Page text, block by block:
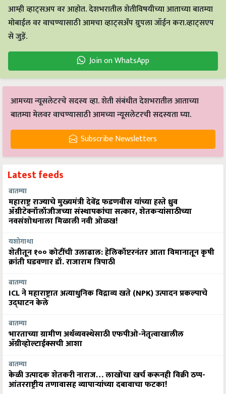
आम्ही व्हाट्सअप वर आहोत. देशभरातील शेतीविषयीच्या आताच्या बातम्या
मोबाईल वर वाचण्यासाठी आमचा व्हाट्सअँप ग्रुपला जॉईन करा.व्हाट्सएप
से जुड़ें.
Join on WhatsApp
आमच्या न्यूसलेटरचे सदस्य व्हा. शेती संबंधीत देशभरातील आताच्या
बातम्या मेलवर वाचण्यासाठी आमच्या न्यूसलेटरची सदस्यता घ्या.
Subscribe Newsletters
Latest feeds
बातम्या
महाराष्ट्र राज्याचे मुख्यमंत्री देवेंद्र फडणवीस यांच्या हस्ते ध्रुव
ॲग्रीटेक्नॉलॉजीजच्या संस्थापकांचा सत्कार, शेतकऱ्यांसाठीच्या
नवसंशोधनाला मिळाली नवी ओळख!
यशोगाथा
शेतीतून १०० कोटींची उलाढाल: हेलिकॉप्टरनंतर आता विमानातून कृषी
क्रांती घडवणार डॉ. राजाराम त्रिपाठी
बातम्या
ICL ने महाराष्ट्रात अत्याधुनिक विद्राव्य खते (NPK) उत्पादन प्रकल्पाचे
उद्घाटन केले
बातम्या
भारताच्या ग्रामीण अर्थव्यवस्थेसाठी एफपीओ-नेतृत्वाखालील
अ‍ॅग्रीव्होल्टाईक्सची आशा
बातम्या
केळी उत्पादक शेतकरी नाराज… लाखोंचा खर्च करूनही विक्री ठप्प-
आंतरराष्ट्रीय तणावासह व्यापाऱ्यांच्या दबावाचा फटका!